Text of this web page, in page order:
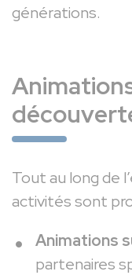
générations.
Tout au long de
activités sont
Animations
partenaires